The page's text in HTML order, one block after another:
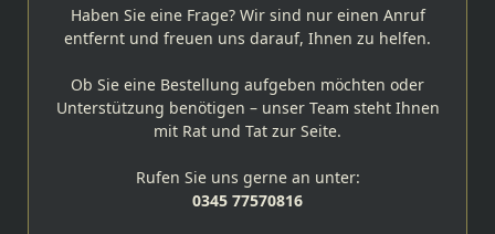
Haben Sie eine Frage? Wir sind nur einen Anruf
entfernt und freuen uns darauf, Ihnen zu helfen.
Ob Sie eine Bestellung aufgeben möchten oder
Unterstützung benötigen – unser Team steht Ihnen
mit Rat und Tat zur Seite.
Rufen Sie uns gerne an unter:
0345 77570816